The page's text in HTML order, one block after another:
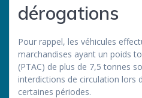
dérogations
Pour rappel, les véhicules
marchandises ayant un poids
(PTAC) de plus de 7,5 tonnes
interdictions de circulation lors
certaines périodes.